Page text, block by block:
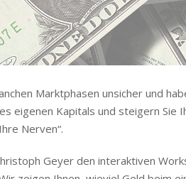
Marktphasen unsicher und
eigenen Kapitals und steigern
Nerven“.
Geyer den interaktiven